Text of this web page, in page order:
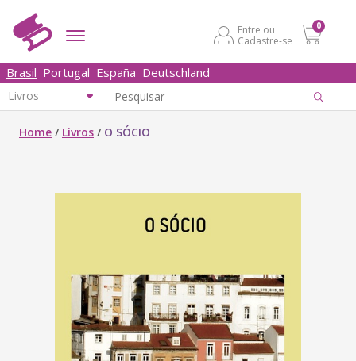
Entre ou
Cadastre-se
0
Brasil Portugal España Deutschland
Home / Livros / O SÓCIO